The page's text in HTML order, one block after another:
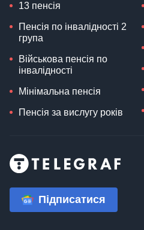
13 пенсія
Пенсія по інвалідності 2
група
Військова пенсія по
інвалідності
Мінімальна пенсія
Пенсія за вислугу років
Підписатися